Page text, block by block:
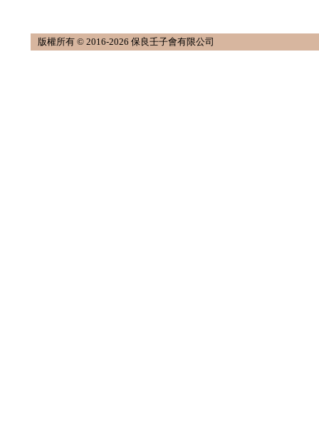
版權所有 © 2016-2026 保良壬子會有限公司